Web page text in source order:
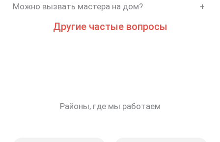
Можно вызвать мастера на дом? +
Другие частые вопросы
Районы, где мы работаем